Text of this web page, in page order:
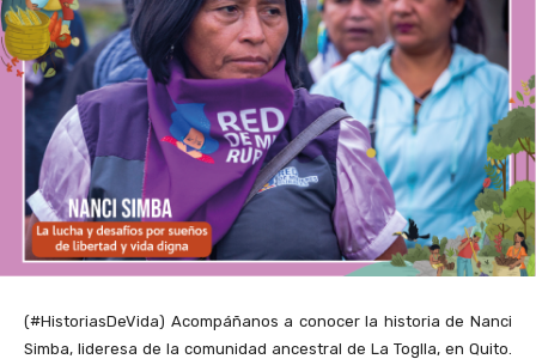
(#HistoriasDeVida) Acompáñanos a conocer la historia de Nanci
Simba, lideresa de la comunidad ancestral de La Toglla, en Quito.